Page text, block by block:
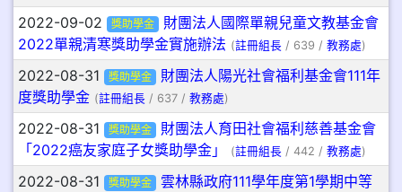
2022-09-02 獎助學金
財團法人國際單親兒童文教基金會
2022單親清寒獎助學金實施辦法 (註冊組長 / 639 / 教務處)
2022-08-31 獎助學金
財團法人陽光社會福利基金會111年
度獎助學金 (註冊組長 / 637 / 教務處)
2022-08-31 獎助學金
財團法人育田社會福利慈善基金會
「2022癌友家庭子女獎助學金」
(註冊組長 / 442 / 教務處)
2022-08-31 獎助學金
雲林縣政府111學年度第1學期中等